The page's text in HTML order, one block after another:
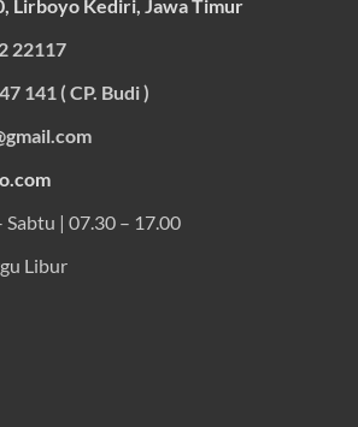
Lirboyo Kediri, Jawa Timur
22117
141 ( CP. Budi )
Sabtu | 07.30 – 17.00
Libur